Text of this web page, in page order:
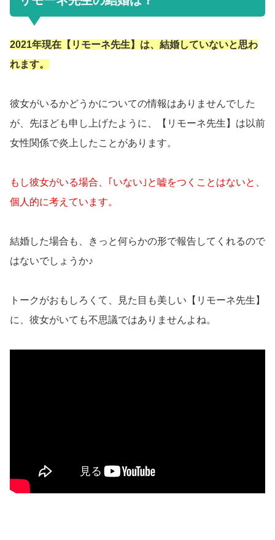
2021年現在【リモーネ先生】は、結婚していないと思わ
れます。
彼女がいるかどうかについての情報はありませんでした
が、先ほども申し上げたように、【リモーネ先生】は以前
女性関係で炎上したことがあります。
もし彼女がいる場合、｢いない｣と嘘をつくことはないと、
個人的に考えています。
結婚した場合も、きっと何らかの形で報告してくれるので
はないでしょうか♪
トークがおもしろくて、見た目も美しい【リモーネ先生】
に、彼女がいても不思議ではありませんよね。